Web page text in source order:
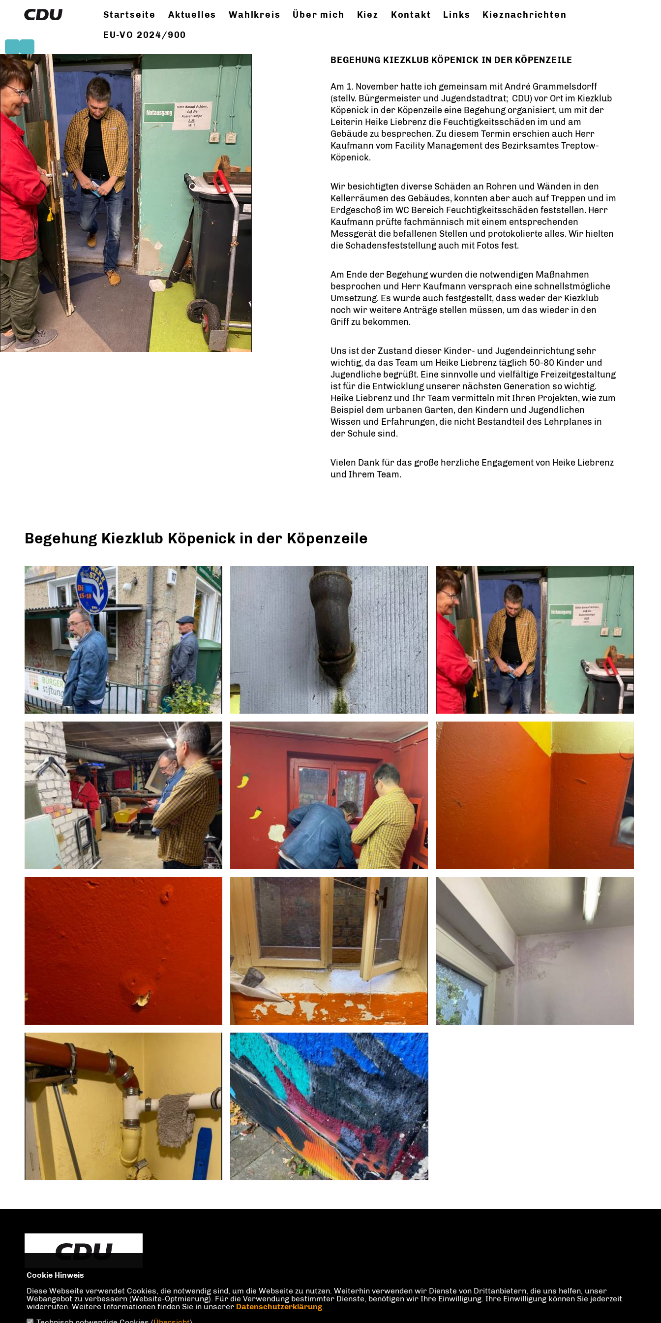
Startseite Aktuelles Wahlkreis Über mich Kiez Kontakt Links
Kieznachrichten
EU-VO 2024/900
BEGEHUNG KIEZKLUB KÖPENICK IN DER KÖPENZEILE
Am 1. November hatte ich gemeinsam mit André Grammelsdorff
(stellv. Bürgermeister und Jugendstadtrat; CDU) vor Ort im Kiezklub
Köpenick in der Köpenzeile eine Begehung organisiert, um mit der
Leiterin Heike Liebrenz die Feuchtigkeitsschäden im und am
Gebäude zu besprechen. Zu diesem Termin erschien auch Herr
Kaufmann vom Facility Management des Bezirksamtes Treptow-
Köpenick.
Wir besichtigten diverse Schäden an Rohren und Wänden in den
Kellerräumen des Gebäudes, konnten aber auch auf Treppen und im
Erdgeschoß im WC Bereich Feuchtigkeitsschäden feststellen. Herr
Kaufmann prüfte fachmännisch mit einem entsprechenden
Messgerät die befallenen Stellen und protokolierte alles. Wir hielten
die Schadensfeststellung auch mit Fotos fest.
Am Ende der Begehung wurden die notwendigen Maßnahmen
besprochen und Herr Kaufmann versprach eine schnellstmögliche
Umsetzung. Es wurde auch festgestellt, dass weder der Kiezklub
noch wir weitere Anträge stellen müssen, um das wieder in den
Griff zu bekommen.
Uns ist der Zustand dieser Kinder- und Jugendeinrichtung sehr
wichtig, da das Team um Heike Liebrenz täglich 50-80 Kinder und
Jugendliche begrüßt. Eine sinnvolle und vielfältige Freizeitgestaltung
ist für die Entwicklung unserer nächsten Generation so wichtig.
Heike Liebrenz und Ihr Team vermitteln mit Ihren Projekten, wie zum
Beispiel dem urbanen Garten, den Kindern und Jugendlichen
Wissen und Erfahrungen, die nicht Bestandteil des Lehrplanes in
der Schule sind.
Vielen Dank für das große herzliche Engagement von Heike Liebrenz
und Ihrem Team.
Begehung Kiezklub Köpenick in der Köpenzeile
Cookie Hinweis
Diese Webseite verwendet Cookies, die notwendig sind, um die Webseite zu nutzen. Weiterhin verwenden wir Dienste von Drittanbietern, die uns helfen, unser
Webangebot zu verbessern (Website-Optmierung). Für die Verwendung bestimmter Dienste, benötigen wir Ihre Einwilligung. Ihre Einwilligung können Sie jederzeit
widerrufen. Weitere Informationen finden Sie in unserer Datenschutzerklärung.